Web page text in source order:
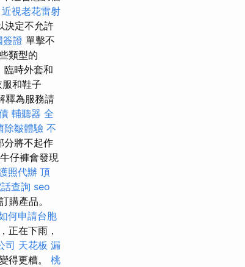
近視老花雷射
決定不允許
簽證 單擊不
類型的
臨時外套和
和鞋子
釋為服務請
輔聽器 全
除皺體驗 不
分將不起作
仔褲會發現
照代辦 頂
查詢 seo
購產品。
何申請台胞
正在下雨，
司 天花板 漏
得更糟。 桃